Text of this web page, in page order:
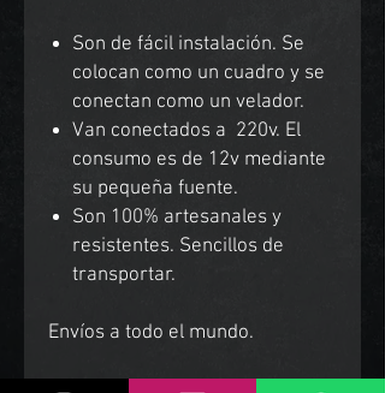
Son de fácil instalación. Se
colocan como un cuadro y se
conectan como un velador.
Van conectados a 220v. El
consumo es de 12v mediante
su pequeña fuente.
Son 100% artesanales y
resistentes. Sencillos de
transportar.
Envíos a todo el mundo.